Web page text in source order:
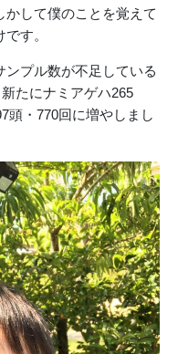
して僕のことを覚えて
す。
ンプル数が不足している
たにナミアゲハ265
頭・770回に増やしまし